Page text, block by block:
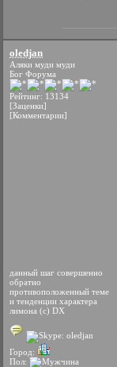
oledjan
Аляки муди муди
Бог Форума
Рейтинг: 13134
[Заценки]
[Комментарии]
данный шаг совершенно
обратно
противоположенный теме
и тенденции характера
лимона (с) DX
Город:
Пол: